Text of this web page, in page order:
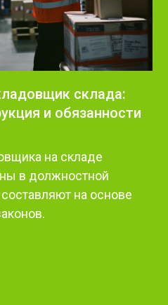
склада:
и обязанности
на складе
в должностной
на основе